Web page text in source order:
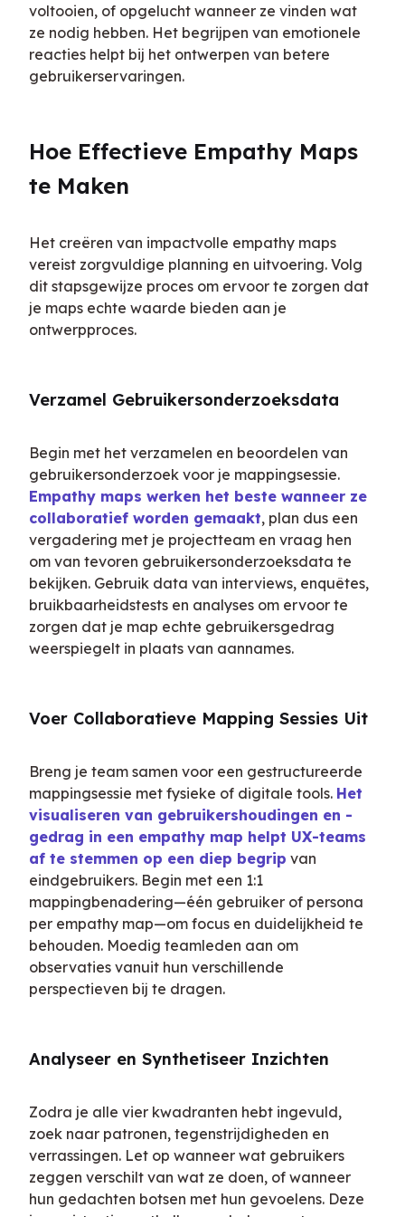
voltooien, of opgelucht wanneer ze vinden wat
ze nodig hebben. Het begrijpen van emotionele
reacties helpt bij het ontwerpen van betere
gebruikerservaringen.
Hoe Effectieve Empathy Maps
te Maken
Het creëren van impactvolle empathy maps
vereist zorgvuldige planning en uitvoering. Volg
dit stapsgewijze proces om ervoor te zorgen dat
je maps echte waarde bieden aan je
ontwerpproces.
Verzamel Gebruikersonderzoeksdata
Begin met het verzamelen en beoordelen van
Empathy maps werken het beste wanneer ze
collaboratief worden gemaakt, plan dus een
vergadering met je projectteam en vraag hen
om van tevoren gebruikersonderzoeksdata te
bekijken. Gebruik data van interviews, enquêtes,
bruikbaarheidstests en analyses om ervoor te
zorgen dat je map echte gebruikersgedrag
weerspiegelt in plaats van aannames.
Voer Collaboratieve Mapping Sessies Uit
Breng je team samen voor een gestructureerde
mappingsessie met fysieke of digitale tools. Het
visualiseren van gebruikershoudingen en -
gedrag in een empathy map helpt UX-teams
af te stemmen op een diep begrip van
eindgebruikers. Begin met een 1:1
mappingbenadering—één gebruiker of persona
per empathy map—om focus en duidelijkheid te
behouden. Moedig teamleden aan om
observaties vanuit hun verschillende
perspectieven bij te dragen.
Analyseer en Synthetiseer Inzichten
Zodra je alle vier kwadranten hebt ingevuld,
zoek naar patronen, tegenstrijdigheden en
verrassingen. Let op wanneer wat gebruikers
zeggen verschilt van wat ze doen, of wanneer
hun gedachten botsen met hun gevoelens. Deze